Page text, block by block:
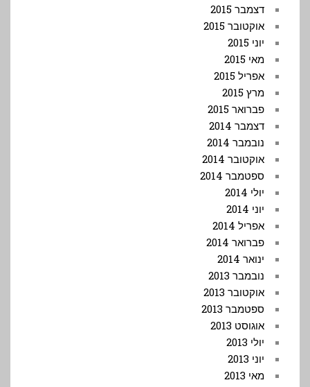
דצמבר 2015
אוקטובר 2015
יוני 2015
מאי 2015
אפריל 2015
מרץ 2015
פברואר 2015
דצמבר 2014
נובמבר 2014
אוקטובר 2014
ספטמבר 2014
יולי 2014
יוני 2014
אפריל 2014
פברואר 2014
ינואר 2014
נובמבר 2013
אוקטובר 2013
ספטמבר 2013
אוגוסט 2013
יולי 2013
יוני 2013
מאי 2013